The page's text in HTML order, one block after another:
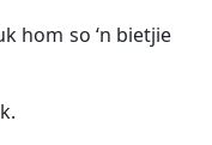
hom so ‘n bietjie